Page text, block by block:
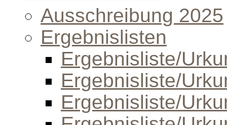
Ausschreibung 2025
Ergebnislisten
Ergebnisliste/
Ergebnisliste/
Ergebnisliste/